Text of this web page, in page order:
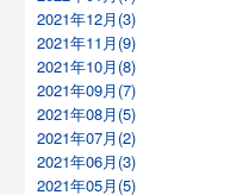
2021年12月(3)
2021年11月(9)
2021年10月(8)
2021年09月(7)
2021年08月(5)
2021年07月(2)
2021年06月(3)
2021年05月(5)